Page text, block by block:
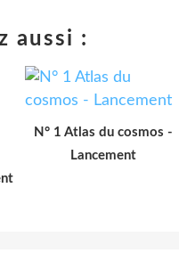
aussi :
N° 1 Atlas du cosmos -
Lancement